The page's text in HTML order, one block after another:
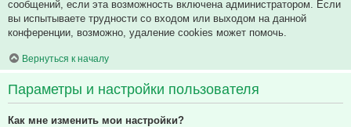
сообщений, если эта возможность включена администратором. Если
вы испытываете трудности со входом или выходом на данной
конференции, возможно, удаление cookies может помочь.
Вернуться к началу
Параметры и настройки пользователя
Как мне изменить мои настройки?